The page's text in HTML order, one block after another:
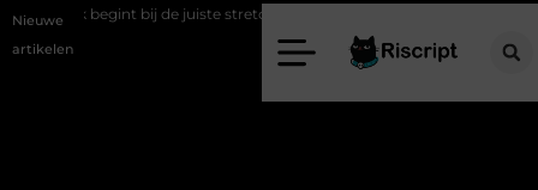
Nieuwe
artikelen
de juiste stretch werkbroek Daarom maakt een persoonlijke